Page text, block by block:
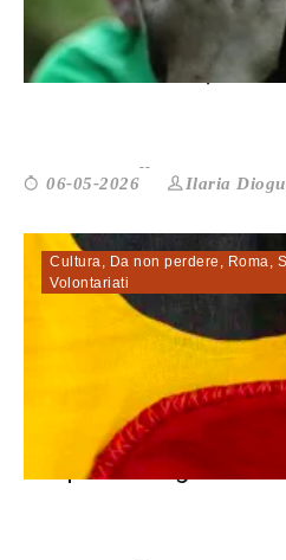
Abusi sui minori, Abo
06-05-2026 Ilaria
Cultura, Da non perdere , Roma,
Volontariati
La quinta stagione.